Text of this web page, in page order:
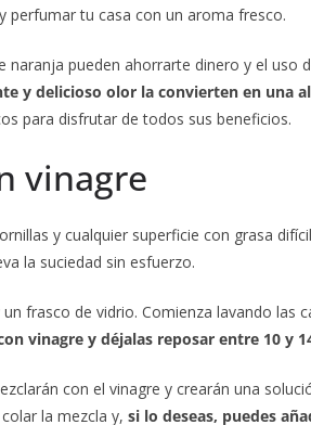
perfumar tu casa con un aroma fresco.
naranja pueden ahorrarte dinero y el uso
y delicioso olor la convierten en una
para disfrutar de todos sus beneficios.
vinagre
y cualquier superficie con grasa
la suciedad sin esfuerzo.
frasco de vidrio. Comienza lavando las
vinagre y déjalas reposar entre 10 y
con el vinagre y crearán una
la mezcla y, si lo deseas, puedes